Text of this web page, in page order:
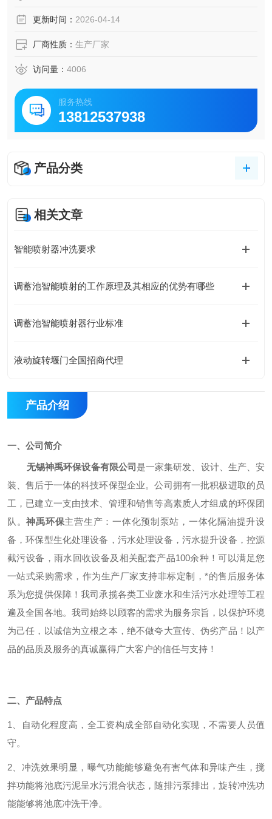
更新时间： 2026-04-14
厂商性质： 生产厂家
访问量： 4006
服务热线
13812537938
产品分类
相关文章
智能喷射器冲洗要求
调蓄池智能喷射的工作原理及其相应的优势有哪些
调蓄池智能喷射器行业标准
液动旋转堰门全国招商代理
产品介绍
一、公司简介
无锡神禹环保设备有限公司 是一家集研发、设计、生产、安
装、售后于一体的科技环保型企业。公司拥有一批积极进取的员
工，已建立一支由技术、管理和销售等高素质人才组成的环保团
队。神禹环保主营生产：一体化预制泵站，一体化隔油提升设
备，环保型生化处理设备，污水处理设备，污水提升设备，控源
截污设备，雨水回收设备及相关配套产品100余种！可以满足您
一站式采购需求，作为生产厂家支持非标定制，*的售后服务体
系为您提供保障！我司承揽各类工业废水和生活污水处理等工程
遍及全国各地。我司始终以顾客的需求为服务宗旨，以保护环境
为己任，以诚信为立根之本，绝不做夸大宣传、伪劣产品！以产
品的品质及服务的真诚赢得广大客户的信任与支持！
二、产品特点
1、自动化程度高，全工资构成全部自动化实现，不需要人员值
守。
2、冲洗效果明显，曝气功能能够避免有害气体和异味产生，搅
拌功能将池底污泥呈水污混合状态，随排污泵排出，旋转冲洗功
能能够将池底冲洗干净。